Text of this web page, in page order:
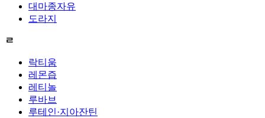
대마종자유
도라지
ㄹ
락티움
레몬즙
레티놀
루바브
루테인·지아잔틴